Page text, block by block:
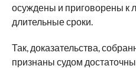
осуждены и приговорены к
длительные сроки.
Так, доказательства,
признаны судом